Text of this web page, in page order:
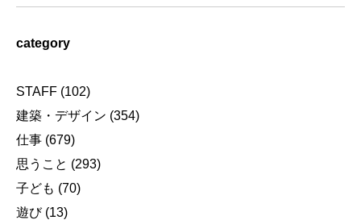
category
STAFF (102)
建築・デザイン (354)
仕事 (679)
思うこと (293)
子ども (70)
遊び(13)